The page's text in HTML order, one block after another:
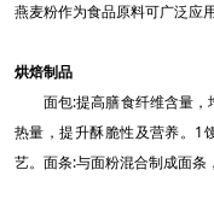
燕麦粉作为食品原料可广泛应
烘焙制品
面包:提高膳食纤维含量
热量，提升酥脆性及营养。1
艺。面条:与面粉混合制成面条